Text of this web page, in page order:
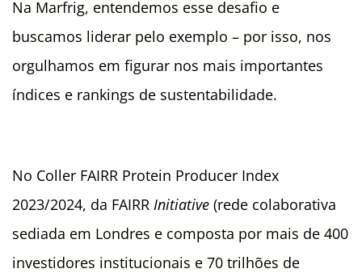
Na Marfrig, entendemos esse desafio e
buscamos liderar pelo exemplo – por isso, nos
orgulhamos em figurar nos mais importantes
índices e rankings de sustentabilidade.
No Coller FAIRR Protein Producer Index
2023/2024, da FAIRR Initiative (rede colaborativa
sediada em Londres e composta por mais de 400
investidores institucionais e 70 trilhões de